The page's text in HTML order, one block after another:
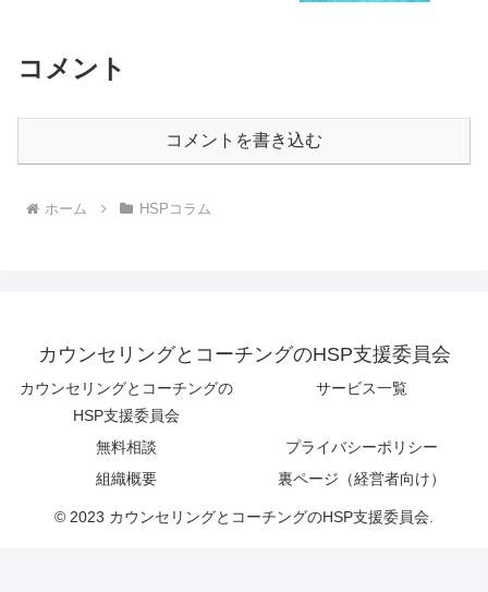
コメント
コメントを書き込む
ホーム HSPコラム
カウンセリングとコーチングのHSP支援委員会
カウンセリングとコーチングの
HSP支援委員会
サービス一覧
無料相談
プライバシーポリシー
組織概要
裏ページ（経営者向け）
© 2023 カウンセリングとコーチングのHSP支援委員会.